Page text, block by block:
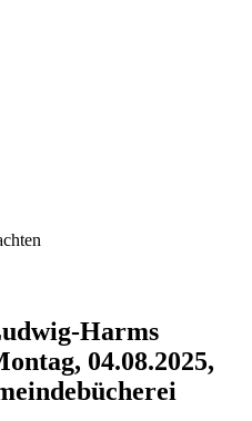
Harms
04.08.2025,